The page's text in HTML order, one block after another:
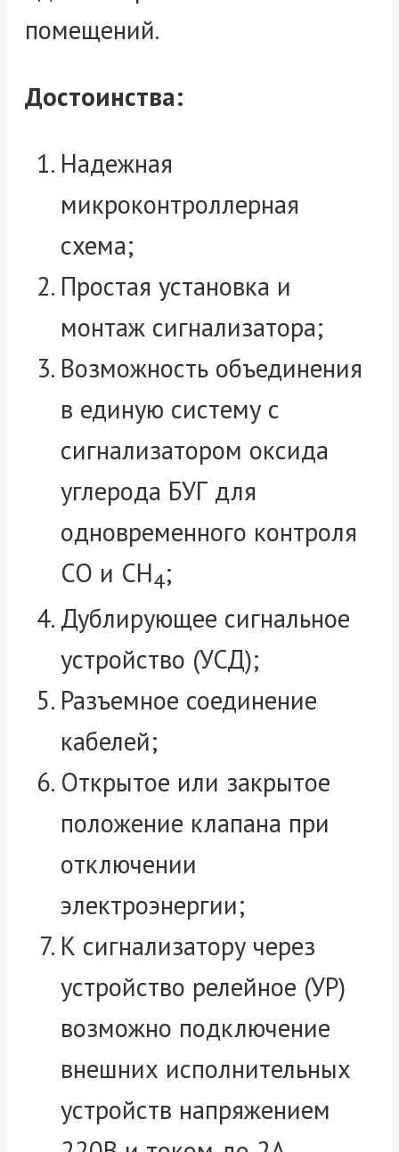
помещений.
Достоинства:
Надежная
микроконтроллерная
схема;
Простая установка и
монтаж сигнализатора;
Возможность объединения
в единую систему с
сигнализатором оксида
углерода БУГ для
одновременного контроля
СО и СН4;
Дублирующее сигнальное
устройство (УСД);
Разъемное соединение
кабелей;
Открытое или закрытое
положение клапана при
отключении
электроэнергии;
К сигнализатору через
устройство релейное (УР)
возможно подключение
внешних исполнительных
устройств напряжением